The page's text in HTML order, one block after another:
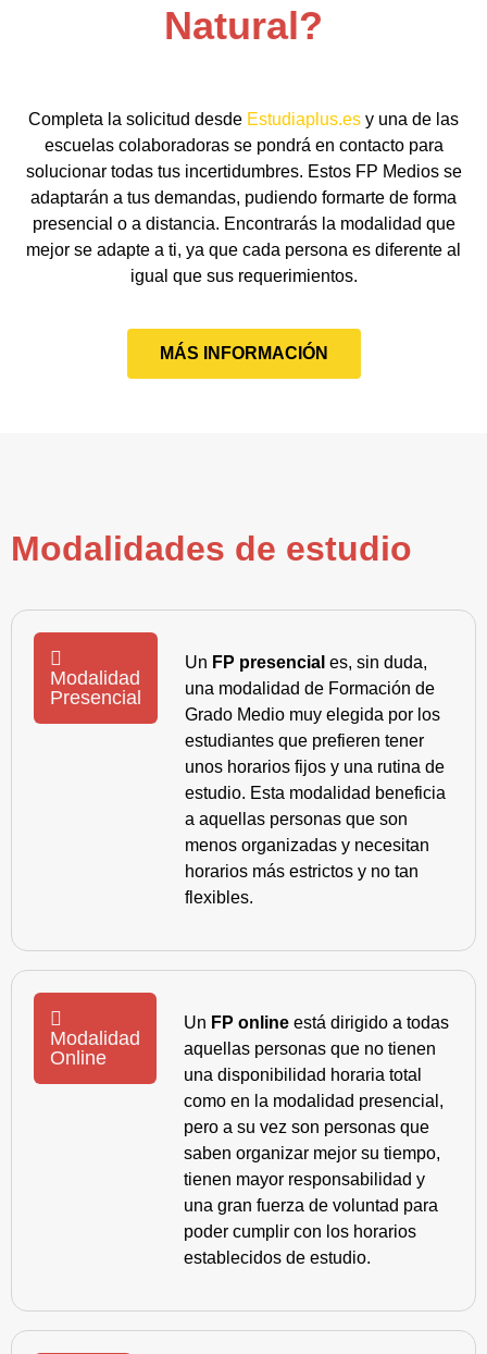
Natural?
Completa la solicitud desde Estudiaplus.es y una de las
escuelas colaboradoras se pondrá en contacto para
solucionar todas tus incertidumbres. Estos FP Medios se
adaptarán a tus demandas, pudiendo formarte de forma
presencial o a distancia. Encontrarás la modalidad que
mejor se adapte a ti, ya que cada persona es diferente al
igual que sus requerimientos.
MÁS INFORMACIÓN
Modalidades de estudio
Modalidad
Presencial
Un FP presencial es, sin duda,
una modalidad de Formación de
Grado Medio muy elegida por los
estudiantes que prefieren tener
unos horarios fijos y una rutina de
estudio. Esta modalidad beneficia
a aquellas personas que son
menos organizadas y necesitan
horarios más estrictos y no tan
flexibles.
Modalidad
Online
Un FP online está dirigido a todas
aquellas personas que no tienen
una disponibilidad horaria total
como en la modalidad presencial,
pero a su vez son personas que
saben organizar mejor su tiempo,
tienen mayor responsabilidad y
una gran fuerza de voluntad para
poder cumplir con los horarios
establecidos de estudio.